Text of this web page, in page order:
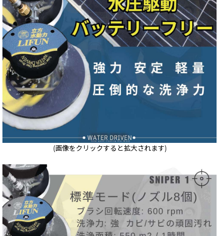
(画像をクリックすると拡大されます)